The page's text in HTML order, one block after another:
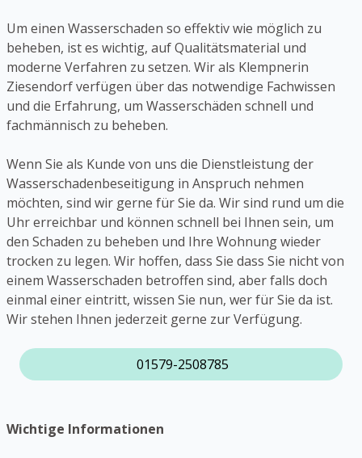
Um einen Wasserschaden so effektiv wie möglich zu
beheben, ist es wichtig, auf Qualitätsmaterial und
moderne Verfahren zu setzen. Wir als Klempnerin
Ziesendorf verfügen über das notwendige Fachwissen
und die Erfahrung, um Wasserschäden schnell und
fachmännisch zu beheben.
Wenn Sie als Kunde von uns die Dienstleistung der
Wasserschadenbeseitigung in Anspruch nehmen
möchten, sind wir gerne für Sie da. Wir sind rund um die
Uhr erreichbar und können schnell bei Ihnen sein, um
den Schaden zu beheben und Ihre Wohnung wieder
trocken zu legen. Wir hoffen, dass Sie dass Sie nicht von
einem Wasserschaden betroffen sind, aber falls doch
einmal einer eintritt, wissen Sie nun, wer für Sie da ist.
Wir stehen Ihnen jederzeit gerne zur Verfügung.
01579-2508785
Wichtige Informationen